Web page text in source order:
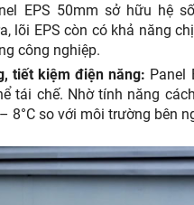
EPS 50mm sở hữu hệ
lõi EPS còn có khả năng
công nghiệp.
tiết kiệm điện năng: Panel
tái chế. Nhờ tính năng
8°C so với môi trường bên